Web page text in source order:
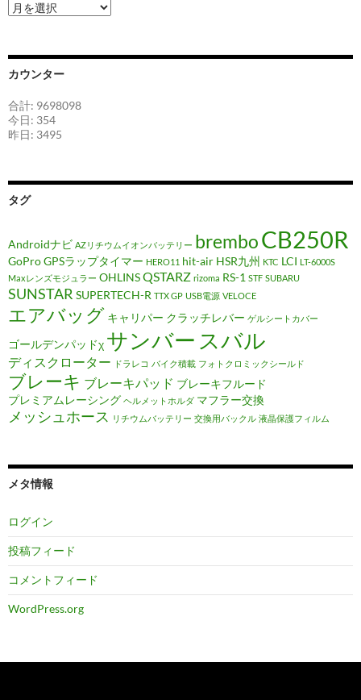
ア
ー
ブ
カウンター
合計: 9698098
今日: 354
昨日: 3495
タグ
Androidナビ AZリチウムイオンバッテリー bremboCB250R
GoProGPSラップタイマー HERO11 hit-air HSR九州 KTC LCI LT-6000S
Maxレンズモジュラー OHLINSQSTARZ rizoma RS-1 STF SUBARU
SUNSTAR SUPERTECH-R TTX GP USB電源 VELOCE
エアバッグ キャリパー クラッチレバー ゲルシートカバー
ゴールデンパッドχ サンバー スバル
ディスクローター ドラレコ バイク積載 フォトクロミックシールド
ブレーキ ブレーキパッド ブレーキフルード
プレミアムレーシング ヘルメットホルダ マフラー交換
メッシュホース リチウムバッテリー 交換用バックル 液晶保護フィルム
メタ情報
ログイン
投稿フィード
コメントフィード
WordPress.org